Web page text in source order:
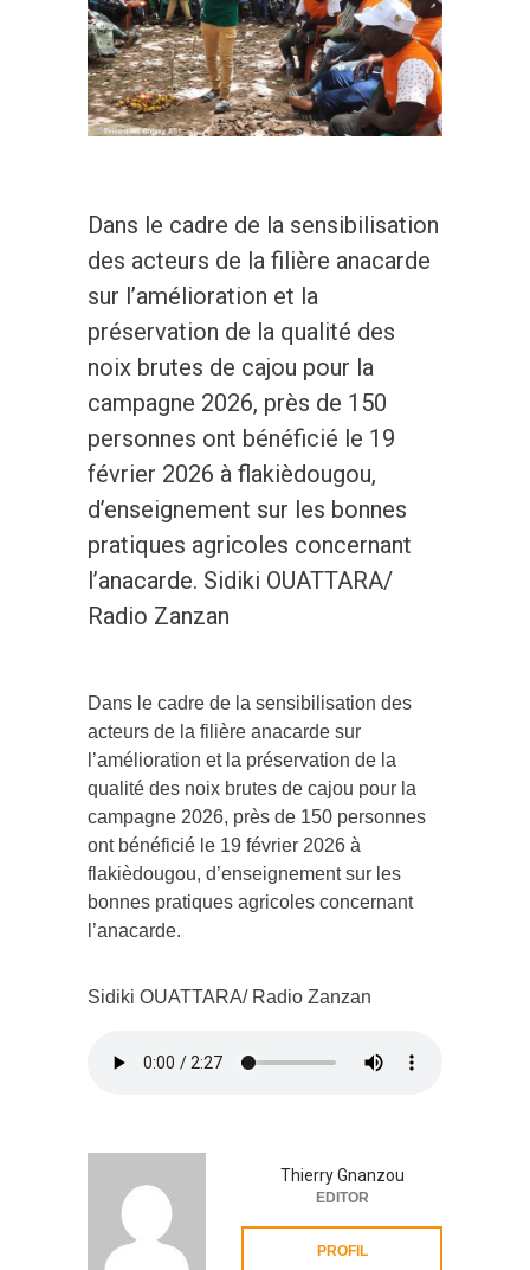
Dans le cadre de la sensibilisation
des acteurs de la filière anacarde
sur l’amélioration et la
préservation de la qualité des
noix brutes de cajou pour la
campagne 2026, près de 150
personnes ont bénéficié le 19
février 2026 à flakièdougou,
d’enseignement sur les bonnes
pratiques agricoles concernant
l’anacarde. Sidiki OUATTARA/
Radio Zanzan
Dans le cadre de la sensibilisation des
acteurs de la filière anacarde sur
l’amélioration et la préservation de la
qualité des noix brutes de cajou pour la
campagne 2026, près de 150 personnes
ont bénéficié le 19 février 2026 à
flakièdougou, d’enseignement sur les
bonnes pratiques agricoles concernant
l’anacarde.
Sidiki OUATTARA/ Radio Zanzan
Thierry Gnanzou
EDITOR
PROFIL